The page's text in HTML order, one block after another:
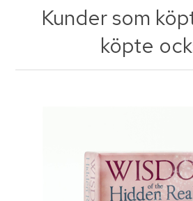
Kunder som
köpte